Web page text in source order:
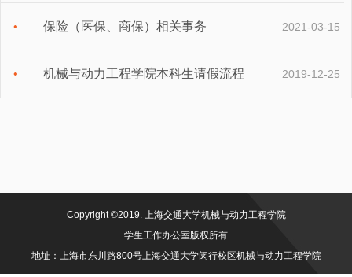
保险（医保、商保）相关事务 2021-03-15
机械与动力工程学院本科生请假流程 2019-12-25
Copyright ©2019. 上海交通大学机械与动力工程学院
学生工作办公室版权所有
地址：上海市东川路800号上海交通大学闵行校区机械与动力工程学院